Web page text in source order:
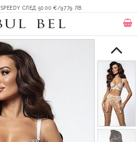
СЛЕД 50.00 €/97.79 ЛВ.